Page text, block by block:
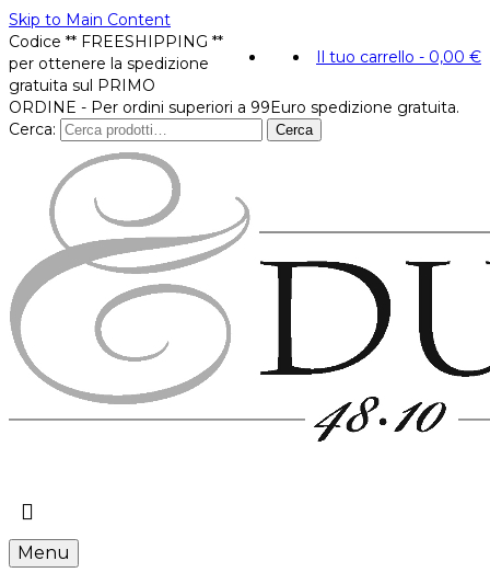
Skip to Main Content
Il tuo carrello - 0,00 €
Codice ** FREESHIPPING **
per ottenere la spedizione
gratuita sul PRIMO
ORDINE - Per ordini superiori a 99Euro spedizione gratuita.
Cerca:
Cerca
Menu